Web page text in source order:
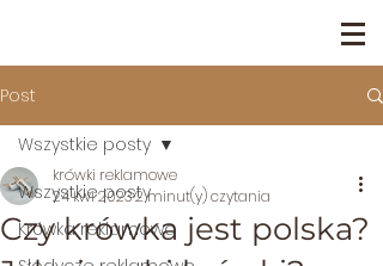
Post
Wszystkie posty
Krówka reklamowa
Wszystkie posty
Czy krówka jest polska?
krówki reklamowe
24 kwi 20232 minut(y) czytania